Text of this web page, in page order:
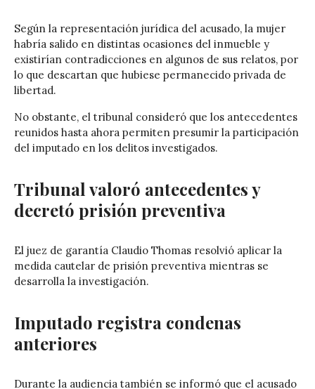
Según la representación jurídica del acusado, la mujer
habría salido en distintas ocasiones del inmueble y
existirían contradicciones en algunos de sus relatos, por
lo que descartan que hubiese permanecido privada de
libertad.
No obstante, el tribunal consideró que los antecedentes
reunidos hasta ahora permiten presumir la participación
del imputado en los delitos investigados.
Tribunal valoró antecedentes y
decretó prisión preventiva
El juez de garantía Claudio Thomas resolvió aplicar la
medida cautelar de prisión preventiva mientras se
desarrolla la investigación.
Imputado registra condenas
anteriores
Durante la audiencia también se informó que el acusado